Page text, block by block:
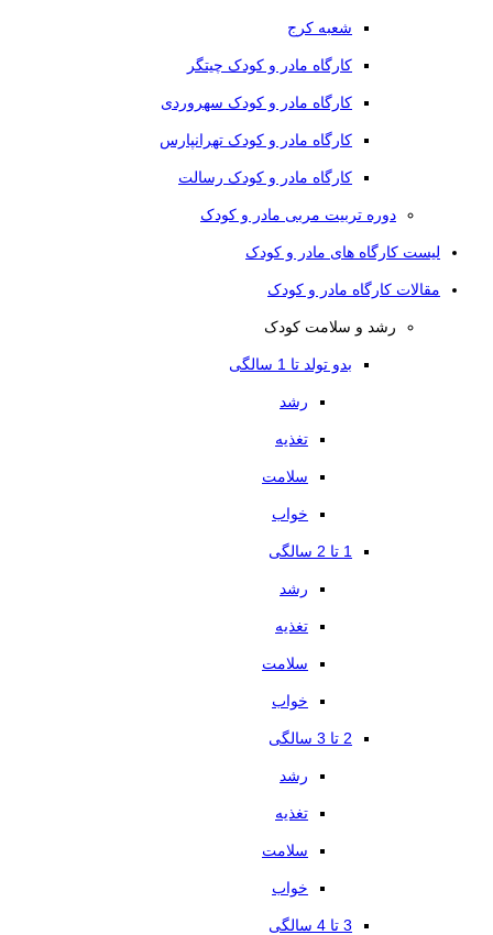
شعبه کرج
کارگاه مادر و کودک چیتگر
کارگاه مادر و کودک سهروردی
کارگاه مادر و کودک تهرانپارس
کارگاه مادر و کودک رسالت
دوره تربیت مربی مادر و کودک
لیست کارگاه های مادر و کودک
مقالات کارگاه مادر و کودک
رشد و سلامت کودک
بدو تولد تا 1 سالگی
رشد
تغذیه
سلامت
خواب
1 تا 2 سالگی
رشد
تغذیه
سلامت
خواب
2 تا 3 سالگی
رشد
تغذیه
سلامت
خواب
3 تا 4 سالگی